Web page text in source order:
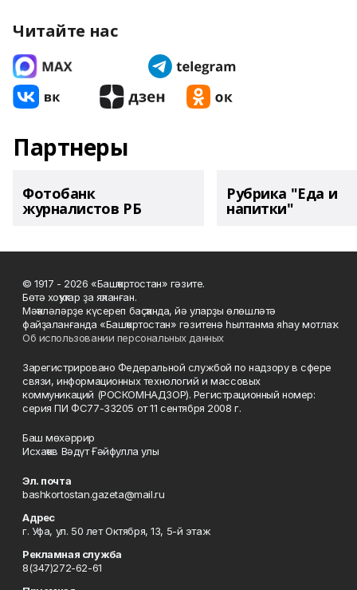
Читайте нас
Партнеры
Фотобанк
журналистов РБ
Рубрика "Еда и
напитки"
© 1917 - 2026 «Башҡортостан» гәзите.
Бөтә хоҡуҡтар ҙа яҡланған.
Мәҡәләләрҙе күсереп баҫҡанда, йә уларҙы өлөшләтә
файҙаланғанда «Башҡортостан» гәзитенә һылтанма яһау мотлаҡ.
Об использовании персональных данных
Зарегистрировано Федеральной службой по надзору в сфере
связи, информационных технологий и массовых
коммуникаций (РОСКОМНАДЗОР). Регистрационный номер:
серия ПИ ФС77-33205 от 11 сентября 2008 г.
Баш мөхәррир
Исхаҡов Вәдүт Ғәйфулла улы
Эл. почта
bashkortostan.gazeta@mail.ru
Адрес
г. Уфа, ул. 50 лет Октября, 13, 5-й этаж
Рекламная служба
8(347)272-62-61